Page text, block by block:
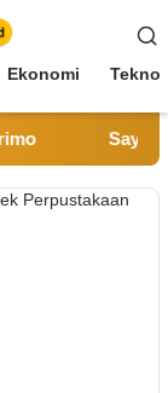
Ekonomi
Sayap